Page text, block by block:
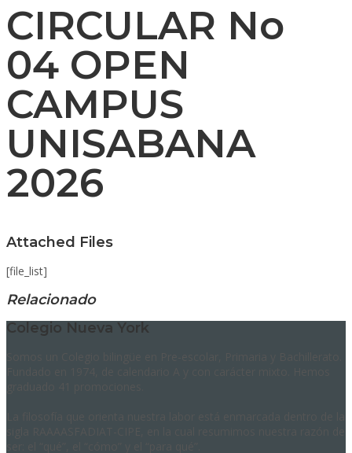
CIRCULAR No
04 OPEN
CAMPUS
UNISABANA
2026
Attached Files
[file_list]
Relacionado
Colegio Nueva York